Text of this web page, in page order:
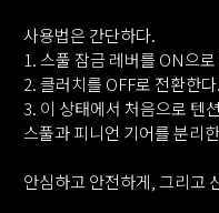
사용법은 간단하다.
1. 스풀 잠금 레버를 ON으
2. 클러치를 OFF로 전환한다.
3. 이 상태에서 처음으로 텐
스풀과 피니언 기어를 분리
안심하고 안전하게, 그리고